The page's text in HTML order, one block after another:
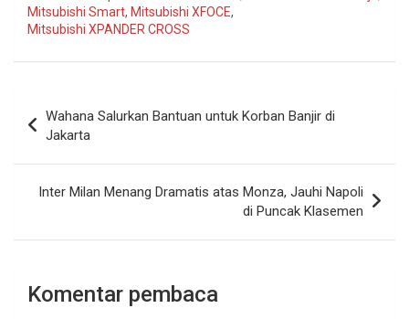
Mitsubishi Smart, Mitsubishi XFOCE,
Mitsubishi XPANDER CROSS
pos
Wahana Salurkan Bantuan untuk Korban Banjir di
Jakarta
Inter Milan Menang Dramatis atas Monza, Jauhi Napoli
di Puncak Klasemen
Komentar pembaca